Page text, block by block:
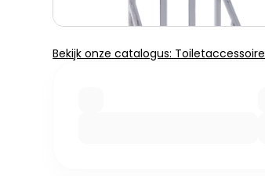
Bekijk onze catalogus: Toiletaccessoire